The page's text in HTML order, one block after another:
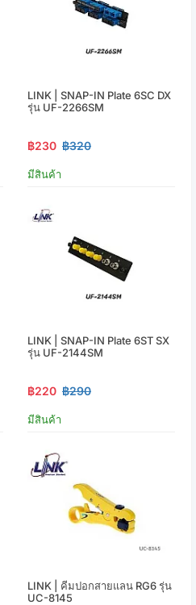
LINK | SNAP-IN Plate 6SC DX
รุ่น UF-2266SM
฿230 ฿320
มีสินค้า
LINK | SNAP-IN Plate 6ST SX
รุ่น UF-2144SM
฿220 ฿290
มีสินค้า
LINK | คีมปอกสายแลน RG6 รุ่น
UC-8145